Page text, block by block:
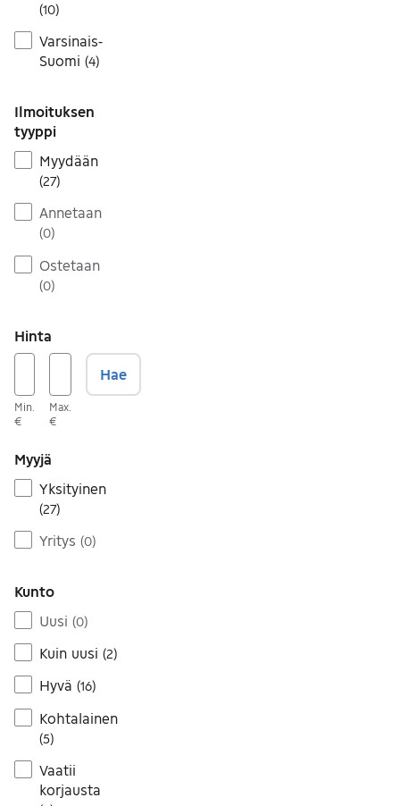
(10)
Varsinais-
Suomi (4)
Ilmoituksen
tyyppi
Myydään
(27)
Annetaan
(0)
Ostetaan
(0)
Hinta
Min.
€
Max.
€
Hae
Myyjä
Yksityinen
(27)
Yritys (0)
Kunto
Uusi (0)
Kuin uusi (2)
Hyvä (16)
Kohtalainen
(5)
Vaatii
korjausta